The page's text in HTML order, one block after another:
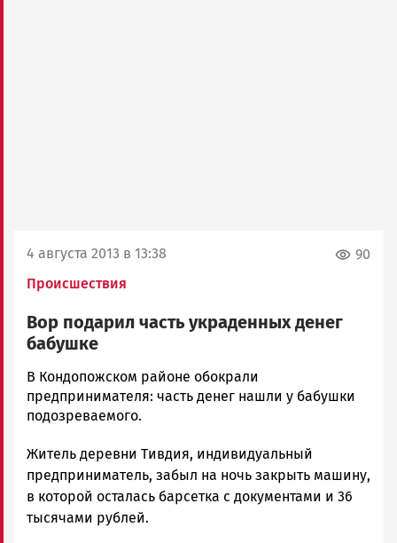
4 августа 2013 в 13:38
Происшествия
90
Вор подарил часть украденных денег
бабушке
admintimur
Новости
Петрозаводска
Карелии
|
Петрозаводск
ГОВОРИТ
В Кондопожском районе обокрали
предпринимателя: часть денег нашли у бабушки
подозреваемого.
Житель деревни Тивдия, индивидуальный
предприниматель, забыл на ночь закрыть машину,
в которой осталась барсетка с документами и 36
тысячами рублей.